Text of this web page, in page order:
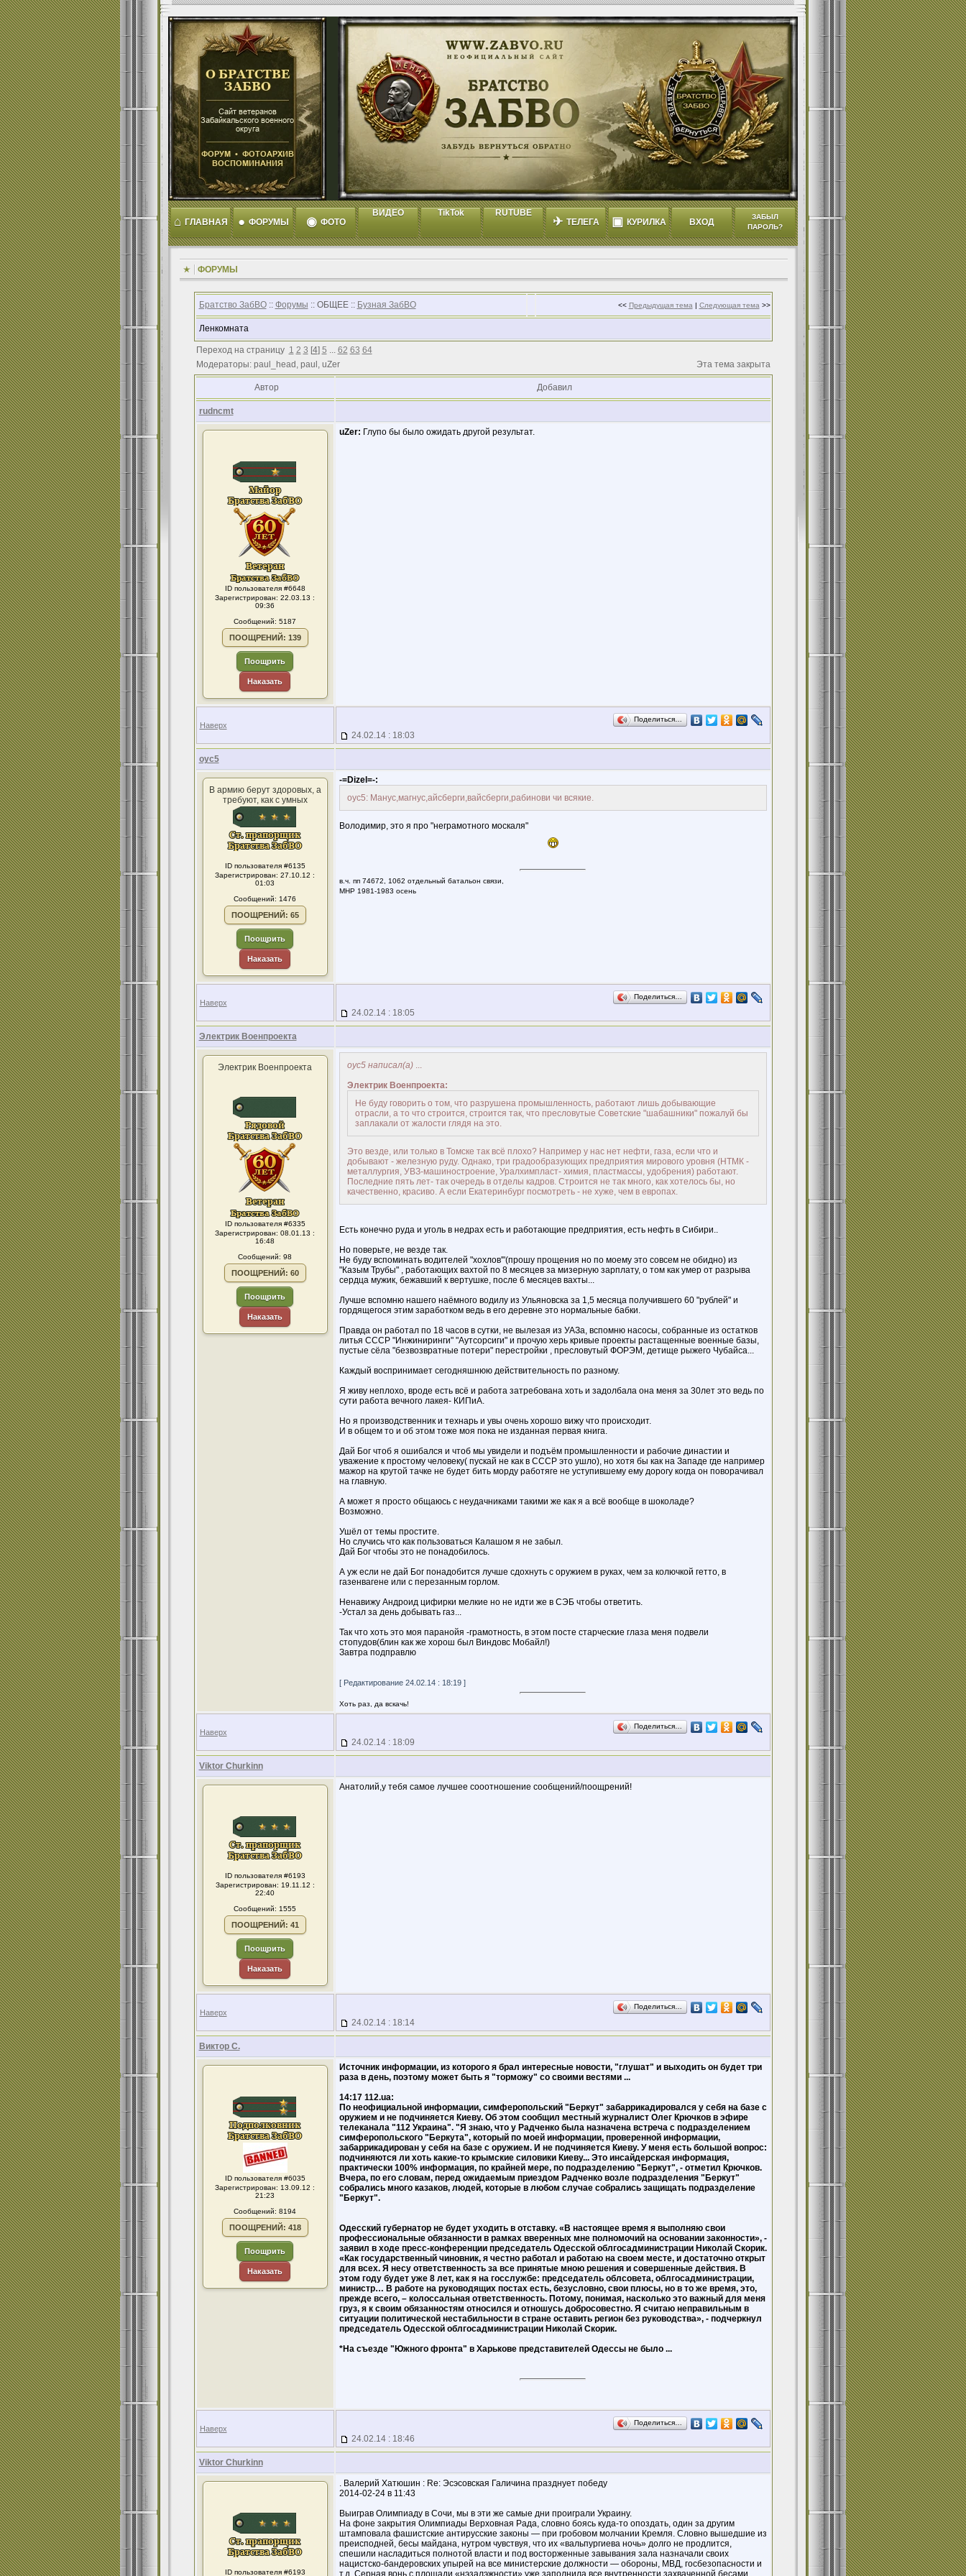
⌂ ГЛАВНАЯ ● ФОРУМЫ ◉ ФОТО
ВИДЕО TikTok RUTUBE
✈ ТЕЛЕГА ▣ КУРИЛКА ВХОД
ЗАБЫЛ
ПАРОЛЬ?
ФОРУМЫ
Братство ЗабВО:: Форумы :: ОБЩЕЕ :: Бузная ЗабВО << Предыдущая тема | Следующая тема >>
Ленкомната
Переход на страницу 1 2 3 [4] 5 ... 62 63 64
Модераторы: paul_head, paul, uZer
Эта тема закрыта
Автор Добавил
rudncmt
ID пользователя #6648
Зарегистрирован: 22.03.13 :
09:36
Сообщений: 5187
ПООЩРЕНИЙ: 139
Поощрить
Наказать
uZer: Глупо бы было ожидать другой результат.
Наверх
Поделиться…
24.02.14 : 18:03
оус5
В армию берут здоровых, а
требуют, как с умных
ID пользователя #6135
Зарегистрирован: 27.10.12 :
01:03
Сообщений: 1476
ПООЩРЕНИЙ: 65
Поощрить
Наказать
-=Dizel=-:
оус5: Манус,магнус,айсберги,вайсберги,рабинови чи всякие.
Володимир, это я про "неграмотного москаля"
в.ч. пп 74672, 1062 отдельный батальон связи,
МНР 1981-1983 осень
Наверх
Поделиться…
24.02.14 : 18:05
Электрик Военпроекта
Электрик Военпроекта
ID пользователя #6335
Зарегистрирован: 08.01.13 :
16:48
Сообщений: 98
ПООЩРЕНИЙ: 60
Поощрить
Наказать
оус5 написал(а)...
Электрик Военпроекта:
Не буду говорить о том, что разрушена промышленность, работают лишь добывающие
отрасли, а то что строится, строится так, что пресловутые Советские "шабашники" пожалуй бы
заплакали от жалости глядя на это.
Это везде, или только в Томске так всё плохо? Например у нас нет нефти, газа, если что и
добывают - железную руду. Однако, три градообразующих предприятия мирового уровня (НТМК -
металлургия, УВЗ-машиностроение, Уралхимпласт- химия, пластмассы, удобрения) работают.
Последние пять лет- так очередь в отделы кадров. Строится не так много, как хотелось бы, но
качественно, красиво. А если Екатеринбург посмотреть - не хуже, чем в европах.
Есть конечно руда и уголь в недрах есть и работающие предприятия, есть нефть в Сибири..
Но поверьте, не везде так.
Не буду вспоминать водителей "хохлов'"(прошу прощения но по моему это совсем не обидно) из
"Казым Трубы" , работающих вахтой по 8 месяцев за мизерную зарплату, о том как умер от разрыва
сердца мужик, бежавший к вертушке, после 6 месяцев вахты...
Лучше вспомню нашего наёмного водилу из Ульяновска за 1,5 месяца получившего 60 "рублей" и
гордящегося этим заработком ведь в его деревне это нормальные бабки.
Правда он работал по 18 часов в сутки, не вылезая из УАЗа, вспомню насосы, собранные из остатков
литья СССР "Инжиниринги" "Аутсорсиги" и прочую херь кривые проекты растащенные военные базы,
пустые сёла "безвозвратные потери" перестройки , пресловутый ФОРЭМ, детище рыжего Чубайса...
Каждый воспринимает сегодняшнюю действительность по разному.
Я живу неплохо, вроде есть всё и работа затребована хоть и задолбала она меня за 30лет это ведь по
сути работа вечного лакея- КИПиА.
Но я производственник и технарь и увы очень хорошо вижу что происходит.
И в общем то и об этом тоже моя пока не изданная первая книга.
Дай Бог чтоб я ошибался и чтоб мы увидели и подъём промышленности и рабочие династии и
уважение к простому человеку( пускай не как в СССР это ушло), но хотя бы как на Западе где например
мажор на крутой тачке не будет бить морду работяге не уступившему ему дорогу когда он поворачивал
на главную.
А может я просто общаюсь с неудачниками такими же как я а всё вообще в шоколаде?
Возможно.
Ушёл от темы простите.
Но случись что как пользоваться Калашом я не забыл.
Дай Бог чтобы это не понадобилось.
А уж если не дай Бог понадобится лучше сдохнуть с оружием в руках, чем за колючкой гетто, в
газенвагене или с перезанным горлом.
Ненавижу Андроид цифирки мелкие но не идти же в СЭБ чтобы ответить.
-Устал за день добывать газ...
Так что хоть это моя паранойя -грамотность, в этом посте старческие глаза меня подвели
стопудов(блин как же хорош был Виндовс Мобайл!)
Завтра подправлю
[ Редактирование 24.02.14 : 18:19 ]
Хоть раз, да вскачь!
Наверх
Поделиться…
24.02.14 : 18:09
Viktor Churkinn
ID пользователя #6193
Зарегистрирован: 19.11.12 :
22:40
Сообщений: 1555
ПООЩРЕНИЙ: 41
Поощрить
Наказать
Анатолий,у тебя самое лучшее сооотношение сообщений/поощрений!
Наверх
Поделиться…
24.02.14 : 18:14
Виктор С.
ID пользователя #6035
Зарегистрирован: 13.09.12 :
21:23
Сообщений: 8194
ПООЩРЕНИЙ: 418
Поощрить
Наказать
Источник информации, из которого я брал интересные новости, "глушат" и выходить он будет три
раза в день, поэтому может быть я "торможу" со своими вестями ...
14:17 112.ua:
По неофициальной информации, симферопольский "Беркут" забаррикадировался у себя на базе с
оружием и не подчиняется Киеву. Об этом сообщил местный журналист Олег Крючков в эфире
телеканала "112 Украина". "Я знаю, что у Радченко была назначена встреча с подразделением
симферопольского "Беркута", который по моей информации, проверенной информации,
забаррикадирован у себя на базе с оружием. И не подчиняется Киеву. У меня есть большой вопрос:
подчиняются ли хоть какие-то крымские силовики Киеву... Это инсайдерская информация,
практически 100% информация, по крайней мере, по подразделению "Беркут", - отметил Крючков.
Вчера, по его словам, перед ожидаемым приездом Радченко возле подразделения "Беркут"
собрались много казаков, людей, которые в любом случае собрались защищать подразделение
"Беркут".
Одесский губернатор не будет уходить в отставку. «В настоящее время я выполняю свои
профессиональные обязанности в рамках вверенных мне полномочий на основании законности», -
заявил в ходе пресс-конференции председатель Одесской облгосадминистрации Николай Скорик.
«Как государственный чиновник, я честно работал и работаю на своем месте, и достаточно открыт
для всех. Я несу ответственность за все принятые мною решения и совершенные действия. В
этом году будет уже 8 лет, как я на госслужбе: председатель облсовета, облгосадминистрации,
министр… В работе на руководящих постах есть, безусловно, свои плюсы, но в то же время, это,
прежде всего, – колоссальная ответственность. Потому, понимая, насколько это важный для меня
груз, я к своим обязанностям относился и отношусь добросовестно. Я считаю неправильным в
ситуации политической нестабильности в стране оставить регион без руководства», - подчеркнул
председатель Одесской облгосадминистрации Николай Скорик.
*На съезде "Южного фронта" в Харькове представителей Одессы не было ...
Наверх
Поделиться…
24.02.14 : 18:46
Viktor Churkinn
ID пользователя #6193
. Валерий Хатюшин : Re: Эсэсовская Галичина празднует победу
2014-02-24 в 11:43
Выиграв Олимпиаду в Сочи, мы в эти же самые дни проиграли Украину.
На фоне закрытия Олимпиады Верховная Рада, словно боясь куда-то опоздать, один за другим
штамповала фашистские антирусские законы — при гробовом молчании Кремля. Словно вышедшие из
преисподней, бесы майдана, нутром чувствуя, что их «вальпургиева ночь» долго не продлится,
спешили насладиться полнотой власти и под восторженные завывания зала назначали своих
нацистско-бандеровских упырей на все министерские должности — обороны, МВД, госбезопасности и
т.д. Серная вонь с площади «нэзалэжности» уже заполнила все внутренности захваченной бесами